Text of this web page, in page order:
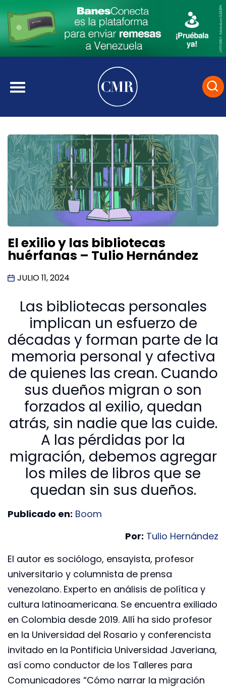
El exilio y las bibliotecas
huérfanas – Tulio Hernández
JULIO 11, 2024
Las bibliotecas personales
implican un esfuerzo de
décadas y forman parte de la
memoria personal y afectiva
de quienes las crean. Cuando
sus dueños migran o son
forzados al exilio, quedan
atrás, sin nadie que las cuide.
A las pérdidas por la
migración, debemos agregar
los miles de libros que se
quedan sin sus dueños.
Publicado en: Boom
Por: Tulio Hernández
El autor es sociólogo, ensayista, profesor
universitario y columnista de prensa
venezolano. Experto en análisis de política y
cultura latinoamericana. Se encuentra exiliado
en Colombia desde 2019. Allí ha sido profesor
en la Universidad del Rosario y conferencista
invitado en la Pontificia Universidad Javeriana,
así como conductor de los Talleres para
Comunicadores “Cómo narrar la migración